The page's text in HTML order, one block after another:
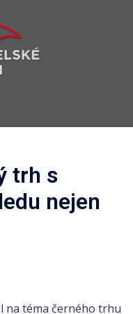
trh s
nejen
na téma černého trhu